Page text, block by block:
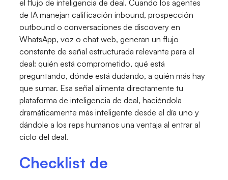
el flujo de inteligencia de deal. Cuando los agentes
de IA manejan calificación inbound, prospección
outbound o conversaciones de discovery en
WhatsApp, voz o chat web, generan un flujo
constante de señal estructurada relevante para el
deal: quién está comprometido, qué está
preguntando, dónde está dudando, a quién más hay
que sumar. Esa señal alimenta directamente tu
plataforma de inteligencia de deal, haciéndola
dramáticamente más inteligente desde el día uno y
dándole a los reps humanos una ventaja al entrar al
ciclo del deal.
Checklist de